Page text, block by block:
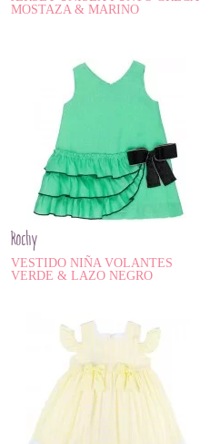
MOSTAZA & MARINO
Rochy
VESTIDO NIÑA VOLANTES
VERDE & LAZO NEGRO